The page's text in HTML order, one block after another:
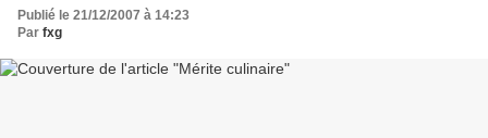
Publié le 21/12/2007 à 14:23
Par fxg